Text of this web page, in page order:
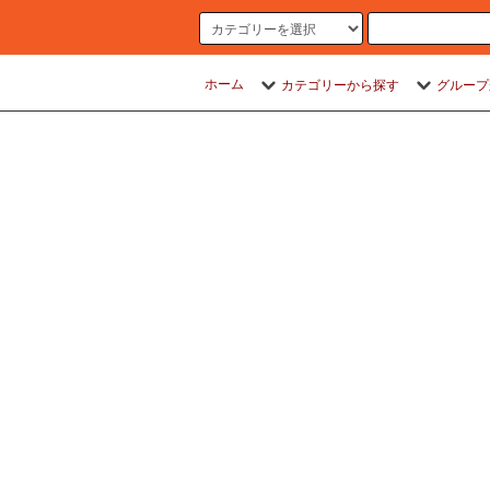
ホーム カテゴリーから探す グルー